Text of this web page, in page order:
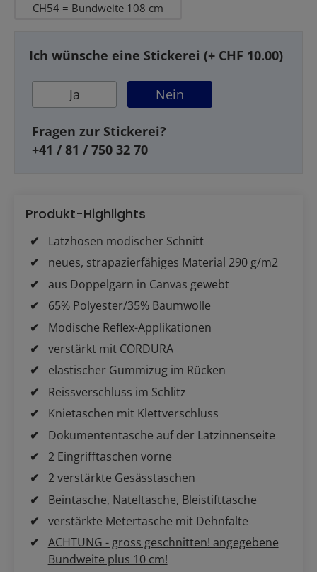
CH54 = Bundweite 108 cm
Ich wünsche eine Stickerei (+ CHF 10.00)
Ja Nein
Fragen zur Stickerei?
+41 / 81 / 750 32 70
Produkt-Highlights
Latzhosen modischer Schnitt
neues, strapazierfähiges Material 290 g/m2
aus Doppelgarn in Canvas gewebt
65% Polyester/35% Baumwolle
Modische Reflex-Applikationen
verstärkt mit CORDURA
elastischer Gummizug im Rücken
Reissverschluss im Schlitz
Knietaschen mit Klettverschluss
Dokumententasche auf der Latzinnenseite
2 Eingrifftaschen vorne
2 verstärkte Gesässtaschen
Beintasche, Nateltasche, Bleistifttasche
verstärkte Metertasche mit Dehnfalte
ACHTUNG - gross geschnitten! angegebene
Bundweite plus 10 cm!